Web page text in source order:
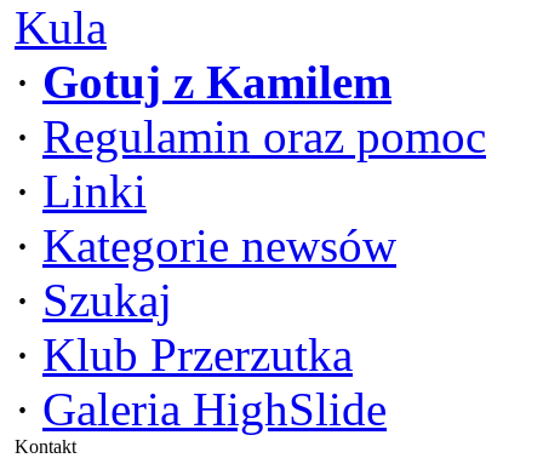
Kula
· Gotuj z Kamilem
· Regulamin oraz pomoc
· Linki
· Kategorie newsów
· Szukaj
· Klub Przerzutka
· Galeria HighSlide
Kontakt